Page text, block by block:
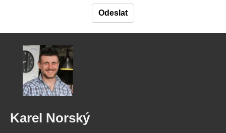
Karel Norský